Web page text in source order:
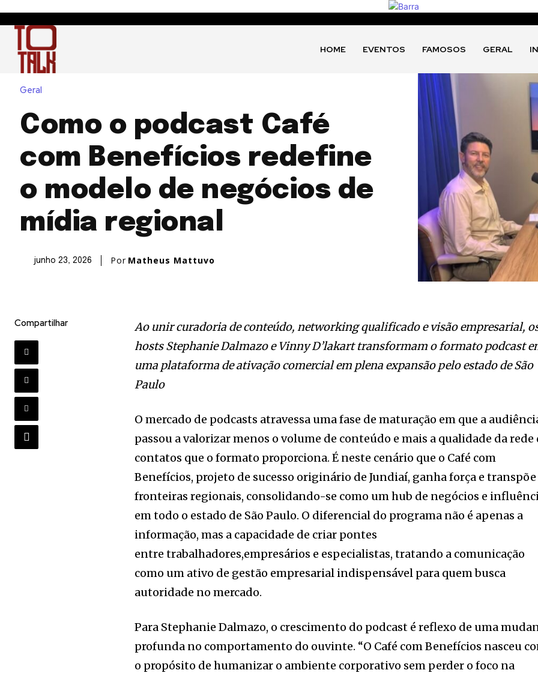
HOME EVENTOS FAMOSOS GERAL
Geral
Como o podcast Café
com Benefícios redefine
o modelo de negócios de
mídia regional
junho 23, 2026 Por Matheus Mattuvo
Compartilhar
Ao unir curadoria de conteúdo, networking qualificado e visão empresarial,
hosts Stephanie Dalmazo e Vinny D’lakarttransformam o formato podcast
uma plataforma de ativação comercial em plena expansão pelo estado de São
Paulo
O mercado de podcasts atravessa uma fase de maturação em que a
passou a valorizar menos o volume de conteúdo e mais a qualidade da rede
contatos que o formato proporciona. É neste cenário que o Café com
Benefícios, projeto de sucesso originário de Jundiaí, ganha força e transpõe
fronteiras regionais, consolidando-se como um hub de negócios e
em todo o estado de São Paulo. O diferencial do programa não é apenas a
informação, mas a capacidade de criar pontes
entre trabalhadores,empresários e especialistas, tratando a comunicação
como um ativo de gestão empresarial indispensável para quem busca
autoridade no mercado.
Para Stephanie Dalmazo, o crescimento do podcast é reflexo de uma
profunda no comportamento do ouvinte. “O Café com Benefícios nasceu
o propósito de humanizar o ambiente corporativo sem perder o foco na